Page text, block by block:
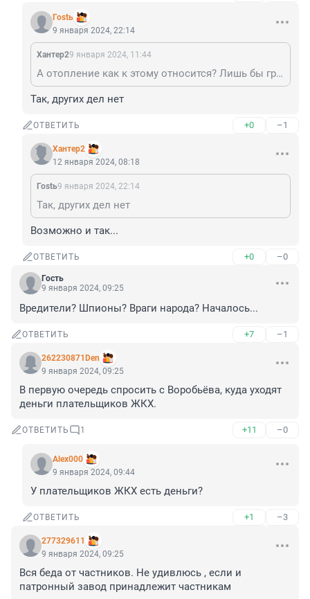
Гоstь
9 января 2024, 22:14
Хантер29 января 2024, 11:44
А отопление как к этому относится? Лишь бы грязью тут облить?
Так, других дел нет
ОТВЕТИТЬ +0 –1
Хантер2
12 января 2024, 08:18
Гоstь9 января 2024, 22:14
Так, других дел нет
Возможно и так...
ОТВЕТИТЬ +0 –0
Гость
9 января 2024, 09:25
Вредители? Шпионы? Враги народа? Началось...
ОТВЕТИТЬ +7 –1
262230871Den
9 января 2024, 09:25
В первую очередь спросить с Воробьёва, куда уходят
деньги плательщиков ЖКХ.
ОТВЕТИТЬ 1 +11 –0
Alex000
9 января 2024, 09:44
У плательщиков ЖКХ есть деньги?
ОТВЕТИТЬ +1 –3
277329611
9 января 2024, 09:25
Вся беда от частников. Не удивлюсь , если и
патронный завод принадлежит частникам